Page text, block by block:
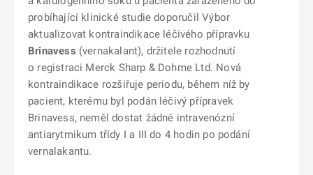
probíhající klinické studie doporučil Výbor
aktualizovat kontraindikace léčivého přípravku
Brinavess (vernakalant), držitele rozhodnutí
o registraci Merck Sharp & Dohme Ltd. Nová
kontraindikace rozšiřuje periodu, během níž by
pacient, kterému byl podán léčivý přípravek
Brinavess, neměl dostat žádné intravenózní
antiarytmikum třídy I a III do 4 hodin po podání
vernalakantu.